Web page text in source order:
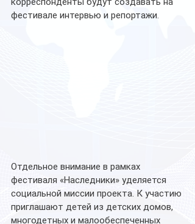
фестивале интервью и репортажи.
Отдельное внимание в рамках
фестиваля «Наследники» уделяется
социальной миссии проекта. К участию
приглашают детей из детских домов,
многодетных и малообеспеченных